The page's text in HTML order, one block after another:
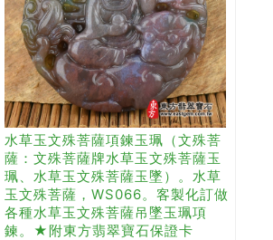
水草玉文殊菩薩項鍊玉珮（文殊菩
薩：文殊菩薩牌水草玉文殊菩薩玉
珮、水草玉文殊菩薩玉墜）。水草
玉文殊菩薩，WS066。客製化訂做
各種水草玉文殊菩薩吊墜玉珮項
鍊。★附東方翡翠寶石保證卡